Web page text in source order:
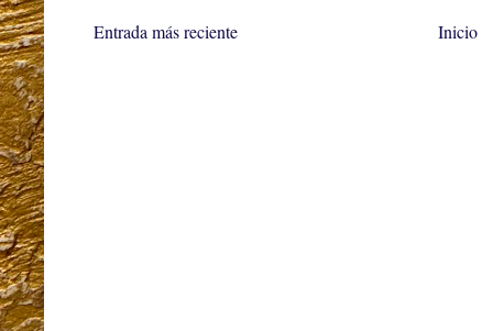
Entrada más reciente Inicio